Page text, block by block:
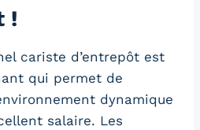
!
cariste d’entrepôt est
qui permet de
dynamique
salaire. Les